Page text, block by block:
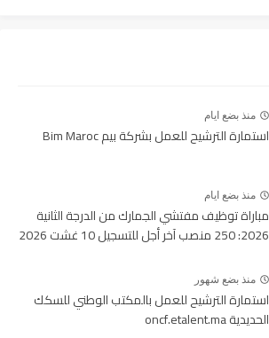
منذ بضع ايام
استمارة الترشيح للعمل بشركة بيم Bim Maroc
منذ بضع ايام
مباراة توظيف مفتشي الجمارك من الدرجة الثانية
2026: 250 منصب آخر أجل للتسجيل 10 غشت 2026
منذ بضع شهور
استمارة الترشيح للعمل بالمكتب الوطني للسكك
الحديدية oncf.etalent.ma